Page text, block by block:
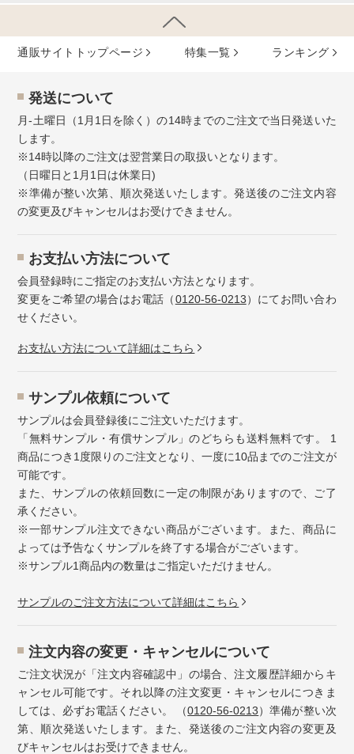
通販サイトトップページ 特集⼀覧 ランキング
発送について
月-土曜日（1月1日を除く）の14時までのご注文で当日発送いた
します。
※14時以降のご注文は翌営業日の取扱いとなります。
（日曜日と1月1日は休業日)
※準備が整い次第、順次発送いたします。発送後のご注文内容
の変更及びキャンセルはお受けできません。
お⽀払い⽅法について
会員登録時にご指定のお支払い方法となります。
変更をご希望の場合はお電話（0120-56-0213）にてお問い合わ
せください。
お⽀払い⽅法について詳細はこちら
サンプル依頼について
サンプルは会員登録後にご注文いただけます。
「無料サンプル・有償サンプル」のどちらも送料無料です。 1
商品につき1度限りのご注文となり、一度に10品までのご注文が
可能です。
また、サンプルの依頼回数に一定の制限がありますので、ご了
承ください。
※一部サンプル注文できない商品がございます。また、商品に
よっては予告なくサンプルを終了する場合がございます。
※サンプル1商品内の数量はご指定いただけません。
サンプルのご注文方法について詳細はこちら
注⽂内容の変更・キャンセルについて
ご注文状況が「注文内容確認中」の場合、注文履歴詳細からキ
ャンセル可能です。それ以降の注文変更・キャンセルにつきま
しては、必ずお電話ください。 （0120-56-0213）準備が整い次
第、順次発送いたします。また、発送後のご注文内容の変更及
びキャンセルはお受けできません。